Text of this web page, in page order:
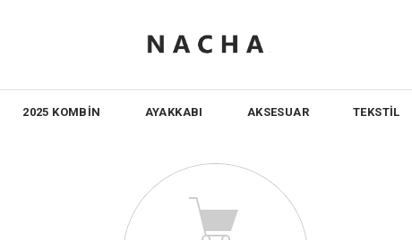
2025 KOMBİN AYAKKABI AKSESUAR TEKSTİL